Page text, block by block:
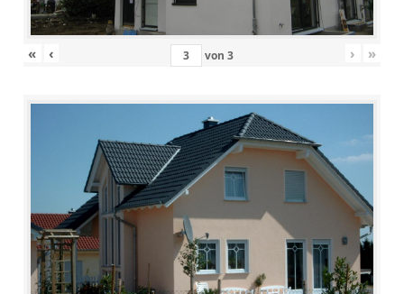
« ‹ von 3 › »